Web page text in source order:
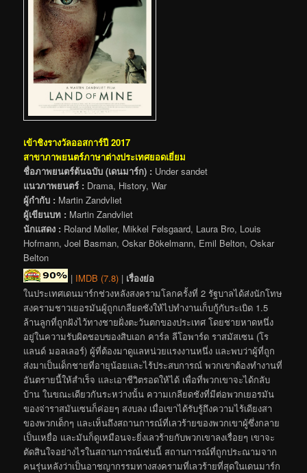
เข้าชิงรางวัลออสการ์ปี 2017
สาขาภาพยนตร์ภาษาต่างประเทศยอดเยี่ยม
ชื่อภาพยนตร์ต้นฉบับ (เดนมาร์ก) : Under sandet
แนวภาพยนตร์ : Drama, History, War
ผู้กำกับ : Martin Zandvliet
ผู้เขียนบท : Martin Zandvliet
นักแสดง : Roland Møller, Mikkel Følsgaard, Laura Bro, Louis
Hofmann, Joel Basman, Oskar Bökelmann, Emil Belton, Oskar
Belton
| IMDB (7.8) | เรื่องย่อ
ในประเทศเดนมาร์กช่วงหลังสงครามโลกครั้งที่ 2 รัฐบาลได้ส่งนักโทษ
สงครามชาวเยอรมันผู้ถูกเกลียดชังให้ไปทำงานเก็บกู้กับระเบิด 1.5
ล้านลูกที่ถูกฝังไว้ทางชายฝั่งตะวันตกของประเทศ โดยชายหาดหนึ่ง
อยู่ในความรับผิดชอบของสิบเอก คาร์ล ลีโอพาร์ด ราสมัสเซน (โร
แลนด์ มอลเลอร์) ผู้ที่ต้องมาดูแลหน่วยแรงงานหนึ่ง และพบว่าผู้ที่ถูก
ส่งมาเป็นเด็กชายที่อายุน้อยและไร้ประสบการณ์ พวกเขาต้องทำงานที่
อันตรายนี้ให้สำเร็จ และเอาชีวิตรอดให้ได้ เพื่อที่พวกเขาจะได้กลับ
บ้าน ในขณะเดียวกันระหว่างนั้น ความเกลียดชังที่มีต่อพวกเยอรมัน
ของจ่าราสมันเซนก็ค่อยๆ สงบลง เมื่อเขาได้รับรู้ถึงความไร้เดียงสา
ของพวกเด็กๆ และเห็นถึงสถานการณ์ที่เลวร้ายของพวกเขาผู้ซึ่งกลาย
เป็นเหยื่อ และมันก็ดูเหมือนจะยิ่งเลวร้ายกับพวกเขาลงเรื่อยๆ เขาจะ
ตัดสินใจอย่างไรในสถานการณ์เช่นนี้ สถานการณ์ที่ถูกประณามจาก
คนรุ่นหลังว่าเป็นอาชญากรรมทางสงครามที่เลวร้ายที่สุดในเดนมาร์ก